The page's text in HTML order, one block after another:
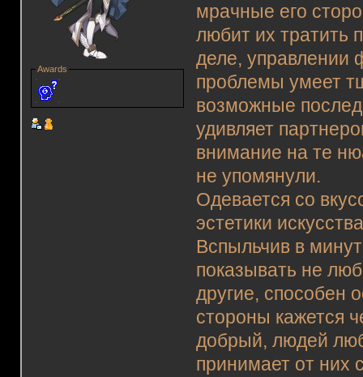
Awards
мрачные его
любит их тратить
деле,
проблемы умеет
возможные
удивляет
внимание на те
не упомянули.
Одевается со
эстетики
Вспыльчив в
показывать не
другие, способен
стороны кажется
добрый, людей
принимает от них